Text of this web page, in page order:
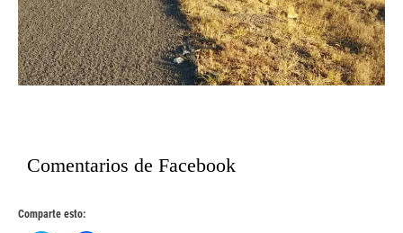
Comentarios de Facebook
Comparte esto: